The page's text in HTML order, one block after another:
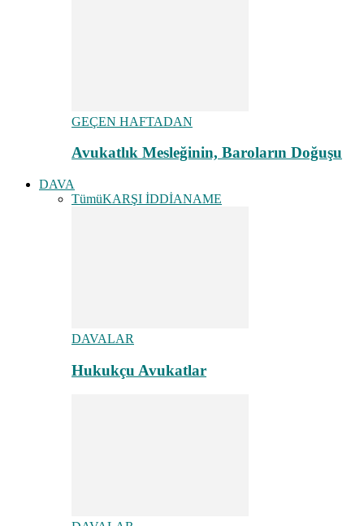
GEÇEN HAFTADAN
Avukatlık Mesleğinin, Baroların Doğuşu
DAVA
TümüKARŞI İDDİANAME
DAVALAR
Hukukçu Avukatlar